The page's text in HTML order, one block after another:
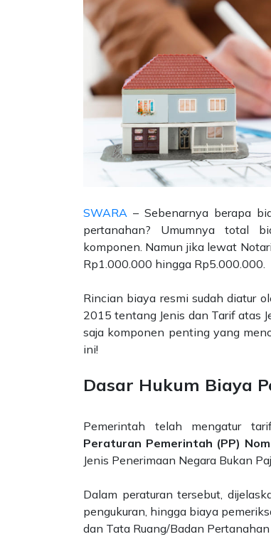
SWARA – Sebenarnya berapa
pertanahan? Umumnya total
komponen. Namun jika lewat
Rp1.000.000 hingga Rp5.000.000.
Rincian biaya resmi sudah diatur
2015 tentang Jenis dan Tarif atas
saja komponen penting yang
ini!
Dasar Hukum Biaya
Pemerintah telah mengatur
Peraturan Pemerintah (PP)
Jenis Penerimaan Negara Bukan
Dalam peraturan tersebut,
pengukuran, hingga biaya
dan Tata Ruang/Badan Pertanahan